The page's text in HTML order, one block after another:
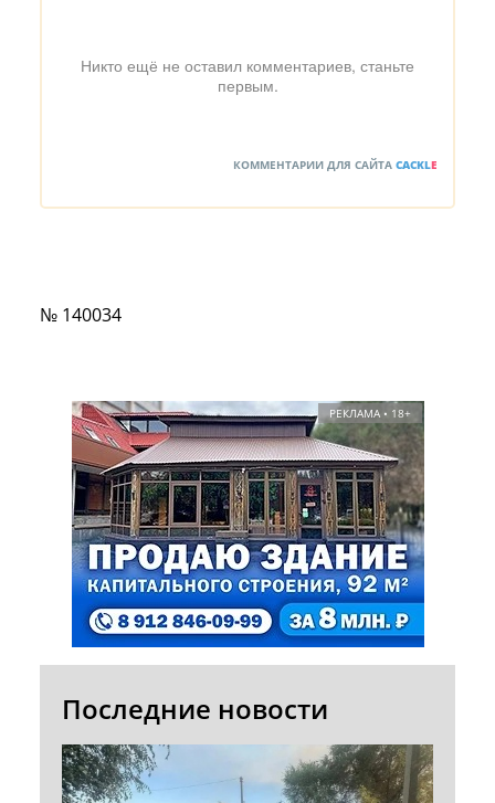
Никто ещё не оставил комментариев, станьте
первым.
КОММЕНТАРИИ ДЛЯ САЙТА CACKLE
№ 140034
РЕКЛАМА • 18+
Последние новости